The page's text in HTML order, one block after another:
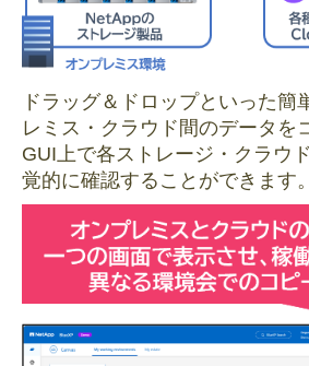
ドラッグ＆ドロップといった簡
レミス・クラウド間のデータを
GUI上で各ストレージ・クラウ
覚的に確認することができます。